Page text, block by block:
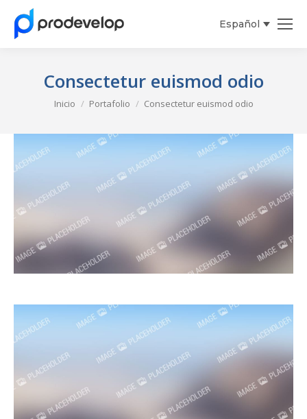
Español
Consectetur euismod odio
Estás aquí:
Inicio Portafolio Consectetur euismod odio